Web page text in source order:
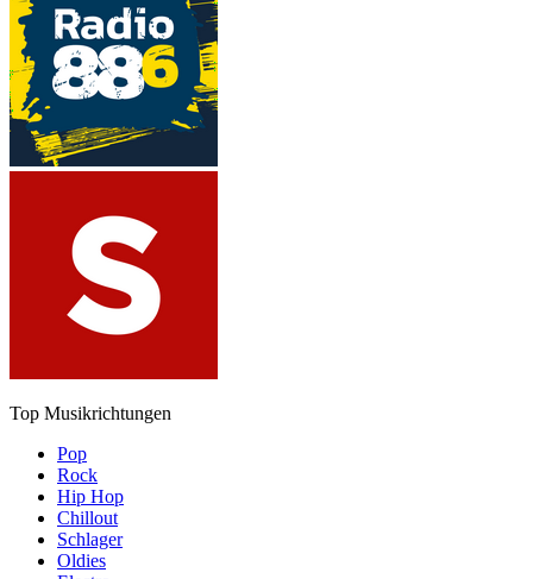
Top Musikrichtungen
Pop
Rock
Hip Hop
Chillout
Schlager
Oldies